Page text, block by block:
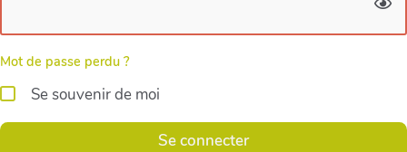
Mot de passe perdu ?
Se souvenir de moi
Se connecter